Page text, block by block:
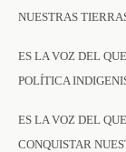
NUESTRAS
ES LA VOZ DEL
POLÍTICA
ES LA VOZ DEL
CONQUISTAR